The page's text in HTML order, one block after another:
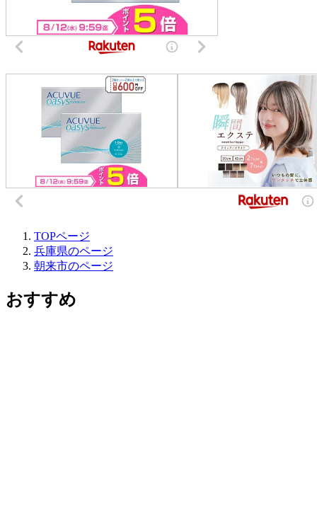
TOPページ
兵庫県のページ
朝来市のページ
おすすめ